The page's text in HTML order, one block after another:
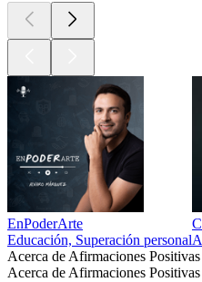
EnPoderArte
Educación, Superación personal
Acerca de Afirmaciones Positivas
Acerca de Afirmaciones Positivas